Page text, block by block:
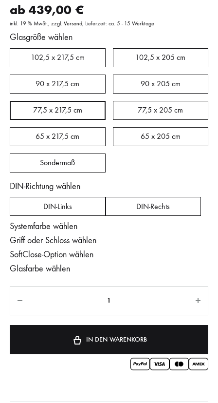
ab 439,00 €
inkl. 19 % MwSt. zzgl. Versand Lieferzeit: ca. 5 - 15 Werktage
Glasgröße wählen
102,5 x 217,5 cm 102,5 x 205 cm
90 x 217,5 cm 90 x 205 cm
77,5 x 217,5 cm 77,5 x 205 cm
65 x 217,5 cm 65 x 205 cm
Sondermaß
DIN-Richtung wählen
DIN-Links DIN-Rechts
Systemfarbe wählen
Griff oder Schloss wählen
SoftClose-Option wählen
Glasfarbe wählen
IN DEN WARENKORB